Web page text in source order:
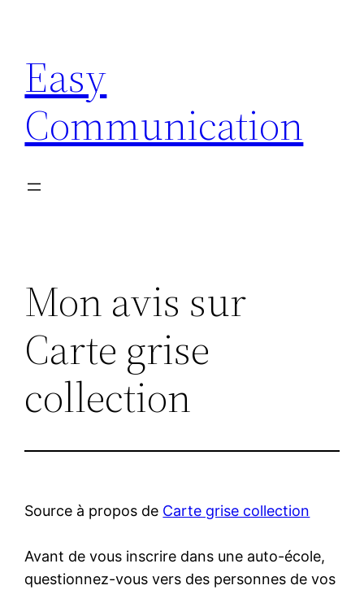
contenu
Easy
Communication
Mon avis sur
Carte grise
collection
Source à propos de Carte grise collection
Avant de vous inscrire dans une auto-école,
questionnez-vous vers des personnes de vos